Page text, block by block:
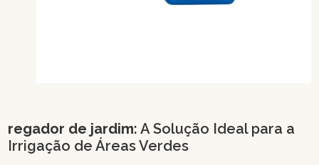
regador de jardim: A Solução Ideal para a
Irrigação de Áreas Verdes